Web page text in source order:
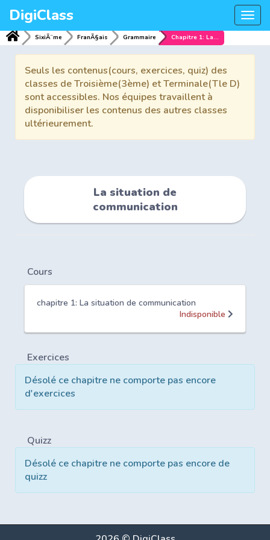
DigiClass
SixiÃ¨me FranÃ§ais Grammaire Chapitre 1: La situation de communication
Seuls les contenus(cours, exercices, quiz) des
classes de Troisième(3ème) et Terminale(Tle D)
sont accessibles. Nos équipes travaillent à
disponibiliser les contenus des autres classes
ultérieurement.
La situation de
communication
Cours
chapitre 1: La situation de communication
Indisponible
Exercices
Désolé ce chapitre ne comporte pas encore
d'exercices
Quizz
Désolé ce chapitre ne comporte pas encore de
quizz